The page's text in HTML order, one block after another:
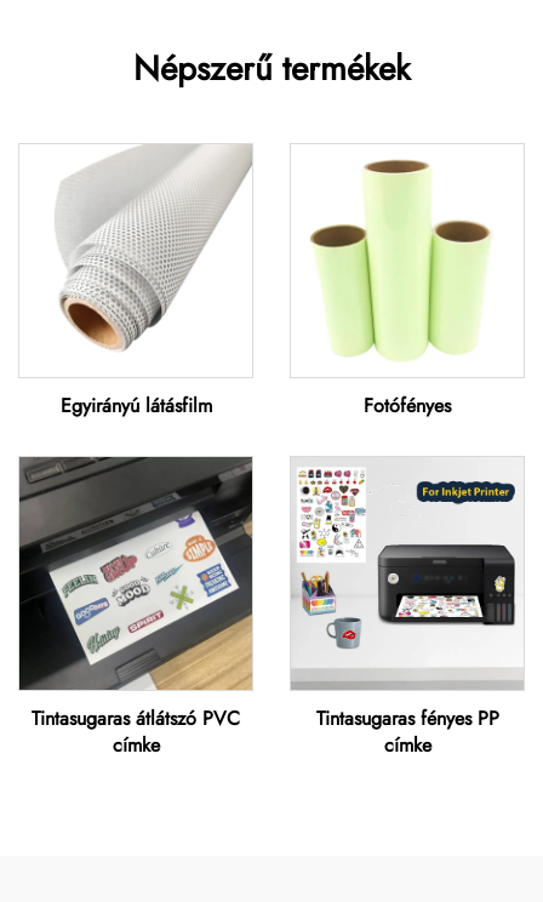
Népszerű termékek
Egyirányú látásfilm Fotófényes
Tintasugaras átlátszó PVC
címke
Tintasugaras fényes PP
címke